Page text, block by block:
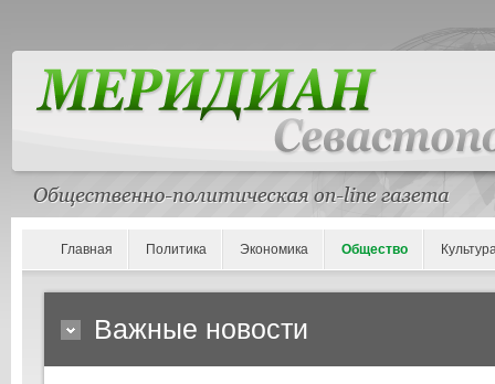
Главная Политика Экономика Общество
Важные новости